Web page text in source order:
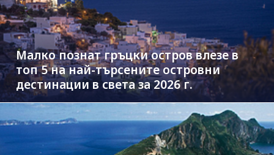
Малко познат гръцки остров влезе в
топ 5 на най-търсените островни
дестинации в света за 2026 г.